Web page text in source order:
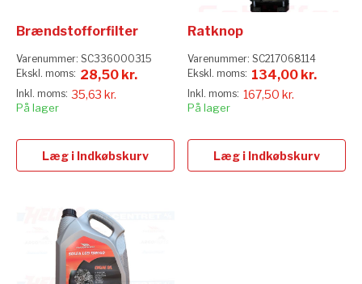
35,63 kr.
28,50 kr.
Brændstofforfilter
Varenummer: SC336000315
På lager
Læg i Indkøbskurv
167,50 kr.
134,00 kr.
Ratknop
Varenummer: SC217068114
På lager
Læg i Indkøbskurv